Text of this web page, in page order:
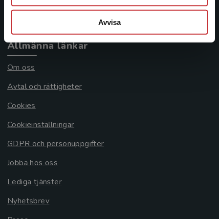
Avvisa
Allmänna länkar
Om oss
Avtal och rättigheter
Cookies
Cookieinställningar
GDPR och personuppgifter
Jobba hos oss
Lediga tjänster
Nyhetsbrev